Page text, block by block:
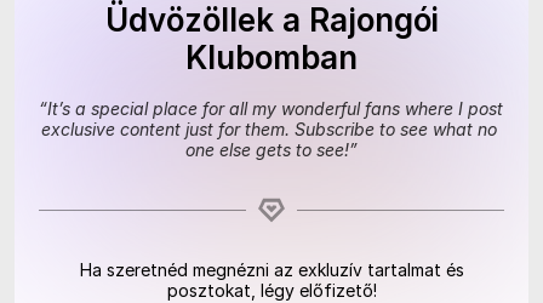
Üdvözöllek a Rajongói
Klubomban
“It’s a special place for all my wonderful fans where I post
exclusive content just for them. Subscribe to see what no
one else gets to see!”
Ha szeretnéd megnézni az exkluzív tartalmat és
posztokat, légy előfizető!